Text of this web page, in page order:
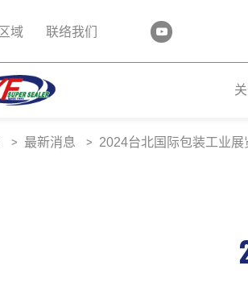
域 联络我们
最新消息 2024台北国际包装工业展